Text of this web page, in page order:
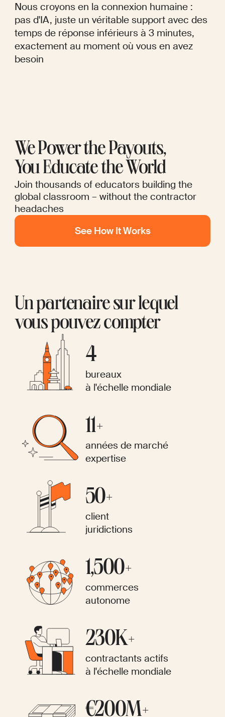
Nous croyons en la connexion humaine :
pas d'IA, juste un véritable support avec des
temps de réponse inférieurs à 3 minutes,
exactement au moment où vous en avez
besoin
We Power the Payouts,
You Educate the World
Join thousands of educators building the
global classroom – without the contractor
headaches
See How It Works
Un partenaire sur lequel
vous pouvez compter
4
bureaux
à l'échelle mondiale
11+
années de marché
expertise
50+
client
juridictions
1,500+
commerces
autonome
230K+
contractants actifs
à l'échelle mondiale
€200M+